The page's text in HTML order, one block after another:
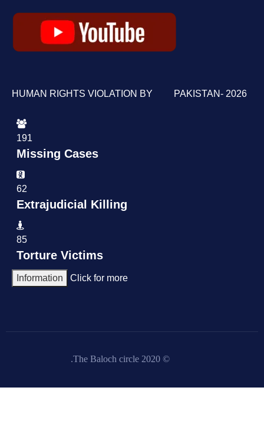
HUMAN RIGHTS VIOLATION BY PAKISTAN- 2026
191
Missing Cases
62
Extrajudicial Killing
85
Torture Victims
Click for more
Information
© 2020 The Baloch circle.